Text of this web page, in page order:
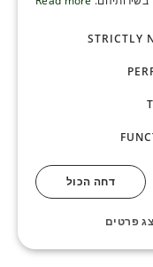
STRICTLY
דחה הכול
פרטים